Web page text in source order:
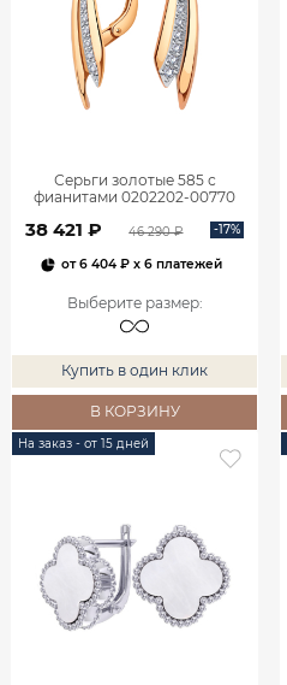
Серьги золотые 585 с
фианитами 0202202-00770
38 421 ₽ 46 290 ₽ -17%
от6 404 ₽ x 6 платежей
Выберите размер:
Купить в один клик
В КОРЗИНУ
На заказ - от 15 дней